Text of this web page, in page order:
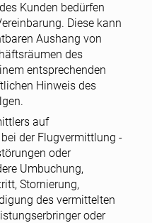
Kunden bedürfen
Diese kann
Aushang von
des
entsprechenden
Hinweis des
auf
der Flugvermittlung -
oder
Umbuchung,
Stornierung,
des vermittelten
oder